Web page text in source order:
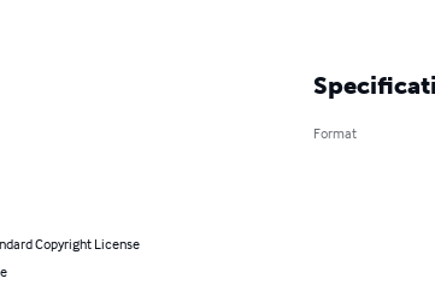
Copyright License
Format